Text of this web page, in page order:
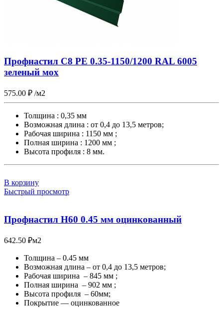
Профнастил С8 PE 0.35-1150/1200 RAL 6005
зеленый мох
575.00 ₽ /м2
Толщина : 0,35 мм
Возможная длина : от 0,4 до 13,5 метров;
Рабочая ширина : 1150 мм ;
Полная ширина : 1200 мм ;
Высота профиля : 8 мм.
В корзину
Быстрый просмотр
Профнастил Н60 0.45 мм оцинкованный
642.50 ₽м2
Толщина – 0.45 мм
Возможная длина – от 0,4 до 13,5 метров;
Рабочая ширина – 845 мм ;
Полная ширина – 902 мм ;
Высота профиля – 60мм;
Покрытие — оцинкованное